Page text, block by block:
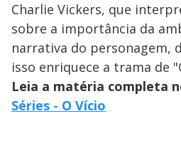
Charlie Vickers, que
sobre a importância da
narrativa do personagem,
isso enriquece a trama de
Leia a matéria completa
Séries - O Vício